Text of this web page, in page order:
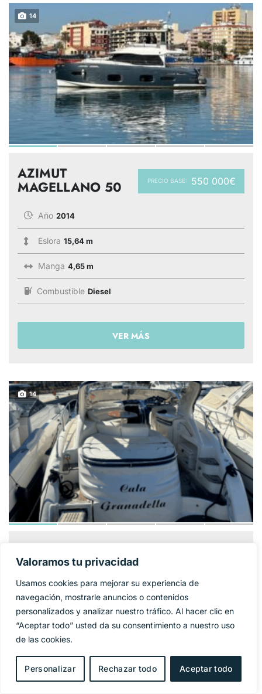
Valoramos tu privacidad
Usamos cookies para mejorar su experiencia de
navegación, mostrarle anuncios o contenidos
personalizados y analizar nuestro tráfico. Al hacer clic en
“Aceptar todo” usted da su consentimiento a nuestro uso
de las cookies.
Personalizar Rechazar todo Aceptar todo
14
PRECIO BASE: 550 000€
AZIMUT
MAGELLANO 50
Año 2014
Eslora 15,64 m
Manga 4,65 m
Combustible Diesel
VER MÁS
14
42
Año 2005
11,95 m
Manga 4 m
Combustible Diesel